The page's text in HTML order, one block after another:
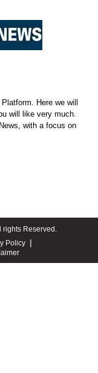
Here we will
will like very much.
with a focus on
Reserved.
Policy